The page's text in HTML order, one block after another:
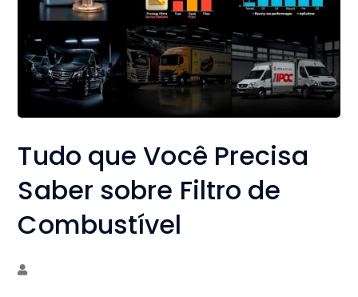
Tudo que Você Precisa
Saber sobre Filtro de
Combustível